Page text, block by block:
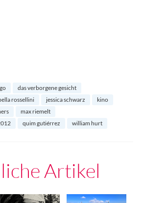
das verborgene gesicht
rossellini jessica schwarz
kino
max riemelt
quim gutiérrez william hurt
Artikel